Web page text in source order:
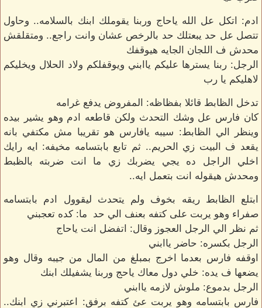
ادم: اتكل عل الله ياحاج وربنا يقوملك ابنك بالسلامه.. وحاول
تتصل عل حد يبعتلك حد بالرخص عشان وانت راجع.. ومتقلقش
محدش ف اللجان الجايه هيوقفك
الرجل: ربنا يسترها عليكم ياابني ويوقفلكم ولاد الحلال ويخليكم
لاهليكم يا رب
تدخل الظابط قائلا بفظاظه: المفروض يدفع غرامه
كان فارس عل وشك التحدث ولكن قاطعه ادم وهو يشير بيده
وينظر الي الظابط: سيبه يافارس هو تقريبا مش مكتفي بانه
يقعد ف البيت زي الحريم.. ثم تابع بابتسامه مخيفه: ايه رايك
اخلي الراجل ده يجي يضربك زي ما انت ضربته بالظبط
ومحدش هيقوله انت بتعمل ايه..
ابتلع الظابط ريقه بخوف ولم يتحدث ليقوول ادم بابتسامه
صفراء وهو يربت على كتفه بعنف الي حد ما: كده تعجبني
ثم نظر الي الرجل العجوز وقال: اتفضل انت ياحاج
الرجل بكسره: حاضر ياابني
اوقفه فارس بعدما اخرج بمبلغ من المال من جيبه وقال وهو
يضعها ف يده: خلي دول معاك ياحج وربنا يشفيلك ابنك
الرجل بدموع: ملوش لازمه ياابني
فارس بابتسامه وهو يربت عئ كتفه برفق: اعتبرني زي ابنك..